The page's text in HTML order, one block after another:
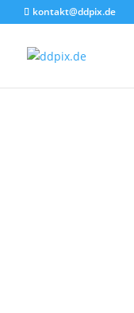
kontakt@ddpix.de